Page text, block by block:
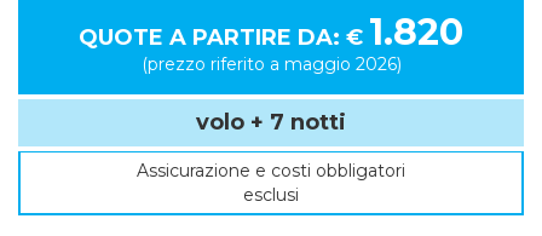
QUOTE A PARTIRE DA: € 1.820
(prezzo riferito a maggio 2026)
volo + 7 notti
Assicurazione e costi obbligatori
esclusi